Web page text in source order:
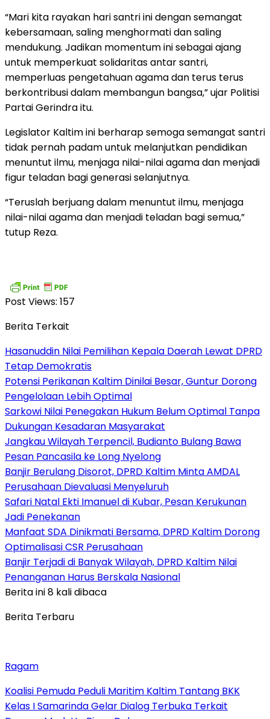
“Mari kita rayakan hari santri ini dengan semangat
kebersamaan, saling menghormati dan saling
mendukung. Jadikan momentum ini sebagai ajang
untuk memperkuat solidaritas antar santri,
memperluas pengetahuan agama dan terus terus
berkontribusi dalam membangun bangsa,” ujar Politisi
Partai Gerindra itu.
Legislator Kaltim ini berharap semoga semangat santri
tidak pernah padam untuk melanjutkan pendidikan
menuntut ilmu, menjaga nilai-nilai agama dan menjadi
figur teladan bagi generasi selanjutnya.
“Teruslah berjuang dalam menuntut ilmu, menjaga
nilai-nilai agama dan menjadi teladan bagi semua,”
tutup Reza.
Post Views: 157
Berita Terkait
Hasanuddin Nilai Pemilihan Kepala Daerah Lewat DPRD
Tetap Demokratis
Potensi Perikanan Kaltim Dinilai Besar, Guntur Dorong
Pengelolaan Lebih Optimal
Sarkowi Nilai Penegakan Hukum Belum Optimal Tanpa
Dukungan Kesadaran Masyarakat
Jangkau Wilayah Terpencil, Budianto Bulang Bawa
Pesan Pancasila ke Long Nyelong
Banjir Berulang Disorot, DPRD Kaltim Minta AMDAL
Perusahaan Dievaluasi Menyeluruh
Safari Natal Ekti Imanuel di Kubar, Pesan Kerukunan
Jadi Penekanan
Manfaat SDA Dinikmati Bersama, DPRD Kaltim Dorong
Optimalisasi CSR Perusahaan
Banjir Terjadi di Banyak Wilayah, DPRD Kaltim Nilai
Penanganan Harus Berskala Nasional
Berita ini 8 kali dibaca
Berita Terbaru
Ragam
Koalisi Pemuda Peduli Maritim Kaltim Tantang BKK
Kelas I Samarinda Gelar Dialog Terbuka Terkait